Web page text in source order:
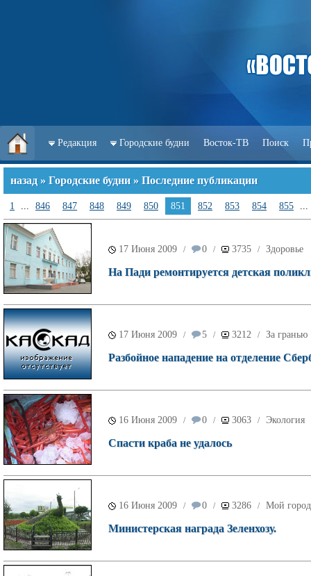
Редакция Городские будни Восток-ТВ Поиск
назад » Городские будни » Последние публикации
1 ... 846 847 848 849 850 851 852 853 854 855 ...
17 Июня 2009 / 0 / 3735 / Здоровье
На Пади ремонтируется детская
17 Июня 2009 / 5 / 3212 / За гранью
Разбойное нападение на отделение
16 Июня 2009 / 0 / 3063 / Экология
Спасти краба не удалось
16 Июня 2009 / 0 / 3286 / Мой город
Министерская награда Зеленхозу.